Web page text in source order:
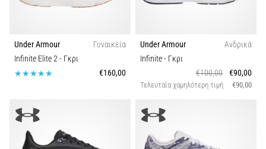
Under Armour
Γυναικεία
Infinite Elite 2- Γκρι
€160,00
Under Armour
Ανδρικά
Infinite- Γκρι
€100,00
€90,00
Τελευταία χαμηλότερη τιμή €90,00